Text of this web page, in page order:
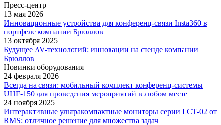
Пресс-центр
13 мая 2026
Инновационные устройства для конференц-связи Insta360 в
портфеле компании Брюллов
13 октября 2025
Будущее AV-технологий: инновации на стенде компании
Брюллов
Новинки оборудования
24 февраля 2026
Всегда на связи: мобильный комплект конференц-системы
UHF-150 для проведения мероприятий в любом месте
24 ноября 2025
Интерактивные ультракомпактные мониторы серии LCT-02 от
RMS: отличное решение для множества задач